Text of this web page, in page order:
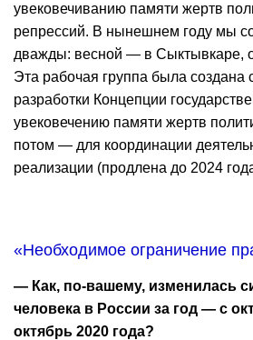
увековечиванию памяти жертв
репрессий. В нынешнем году мы
дважды: весной — в Сыктывкаре,
Эта рабочая группа была создана
разработки Концепции
увековечению памяти жертв
потом — для координации
реализации (продлена до 2024
«Необходимое ограничение
— Как, по-вашему, изменилась
человека в России за год — с
октябрь 2020 года?